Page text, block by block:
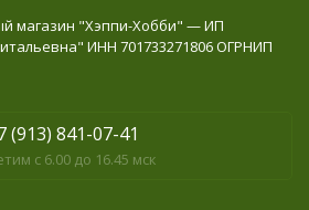
магазин "Хэппи-Хобби" — ИП
ИНН 701733271806 ОГРНИП
(913) 841-07-41
с 6.00 до 16.45 мск